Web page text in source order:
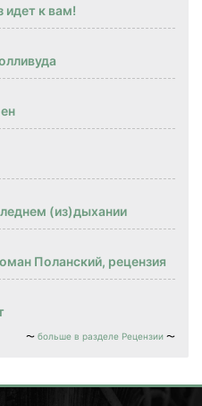
идет к вам!
(из)дыхании
Поланский, рецензия
больше в разделе Рецензии